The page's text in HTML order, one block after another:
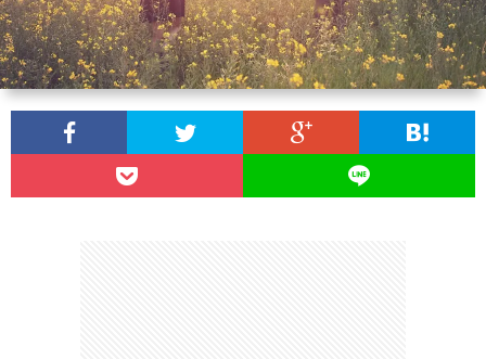
ト
ほ
し
記
ー
一
マ
ッ
イ
バ
ー